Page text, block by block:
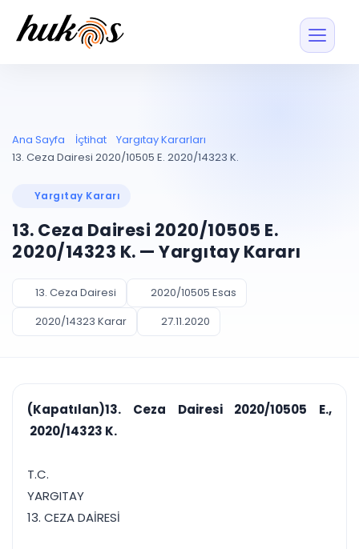
Entegrasyonu
UYAP ile otomatik
UYAP Evrak
Entegrasyonu
UETS Entegrasyonu
Tebligatları anında
Müvekkil ve taraf
Vekalet
PLANLAMA & TAKİP
Pano ve Takip
Duruşma ve görev
takvimi
Hatırlatma ve
AKILLI & FİNANS
takibi
Tek panelde uçtan uca yönetim
UYAP & UETS entegrasyonundan finansa, hepsi bir arada.
Blog
Ücretsiz Başlayın Giriş Yap
Ana Sayfa İçtihat
Yargıtay Kararları
13. Ceza Dairesi 2020/10505 E. 2020/14323 K.
Yargıtay Kararı
13. Ceza Dairesi 2020/10505 E.
2020/14323 K. — Yargıtay Kararı
13. Ceza Dairesi
2020/10505 Esas
2020/14323 Karar
27.11.2020
(Kapatılan)13. Ceza Dairesi 2020/10505 E.,
2020/14323 K.
T.C.
YARGITAY
13. CEZA DAİRESİ